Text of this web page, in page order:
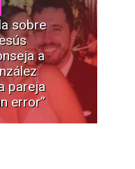
sobre
a
pareja
error”